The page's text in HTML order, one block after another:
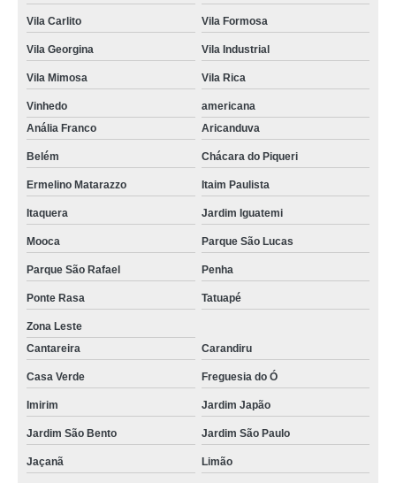
Vila Carlito Vila Formosa
Vila Georgina Vila Industrial
Vila Mimosa Vila Rica
Vinhedo
americana
Anália Franco
Aricanduva
Belém Chácara do Piqueri
Ermelino Matarazzo Itaim Paulista
Itaquera Jardim Iguatemi
Mooca Parque São Lucas
Parque São Rafael Penha
Ponte Rasa Tatuapé
Zona Leste
Cantareira
Carandiru
Casa Verde Freguesia do Ó
Imirim Jardim Japão
Jardim São Bento Jardim São Paulo
Jaçanã Limão